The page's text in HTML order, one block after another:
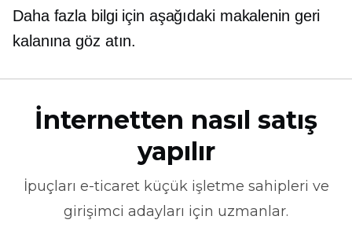
Daha fazla bilgi için aşağıdaki makalenin geri
kalanına göz atın.
İnternetten nasıl satış
yapılır
İpuçları e-ticaretküçük işletme sahipleri ve
girişimci adayları için uzmanlar.